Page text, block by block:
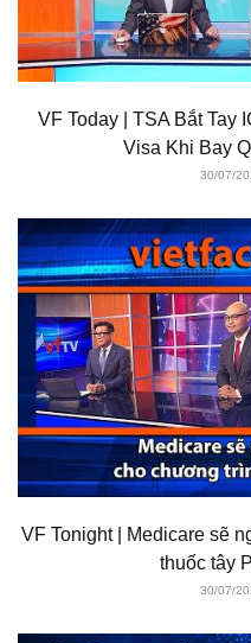
VF Today | TSA Bắt Tay
Visa Khi Bay
30/07/
VF Tonight | Medicare sẽ
thuốc tây
30/07/